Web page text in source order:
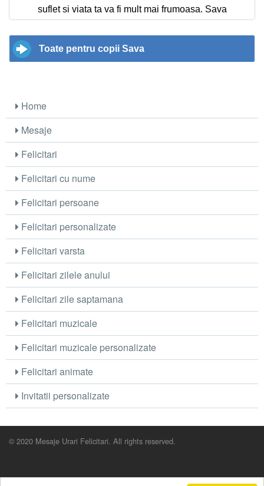
suflet si viata ta va fi mult mai frumoasa. Sava
Toate pentru copii Sava
Home
Mesaje
Felicitari
Felicitari cu nume
Felicitari persoane
Felicitari personalizate
Felicitari varsta
Felicitari zilele anului
Felicitari zile saptamana
Felicitari muzicale
Felicitari muzicale personalizate
Felicitari animate
Invitatii personalizate
© 2020 Mesaje Urari Felicitari. All rights reserved.